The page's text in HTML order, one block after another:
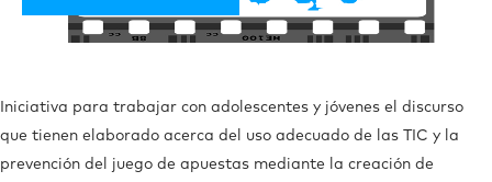
Iniciativa para trabajar con adolescentes y jóvenes el discurso
que tienen elaborado acerca del uso adecuado de las TIC y la
prevención del juego de apuestas mediante la creación de